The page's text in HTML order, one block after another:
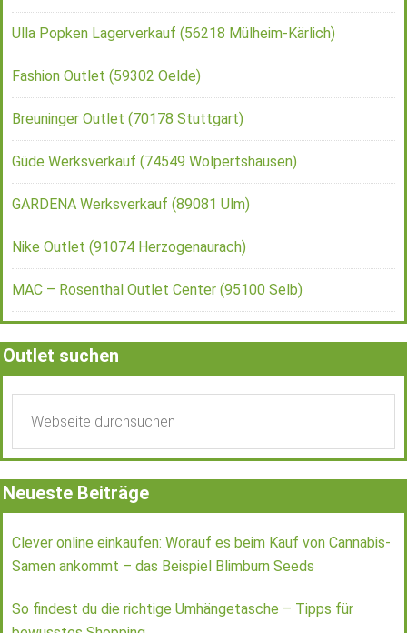
Ulla Popken Lagerverkauf (56218 Mülheim-Kärlich)
Fashion Outlet (59302 Oelde)
Breuninger Outlet (70178 Stuttgart)
Güde Werksverkauf (74549 Wolpertshausen)
GARDENA Werksverkauf (89081 Ulm)
Nike Outlet (91074 Herzogenaurach)
MAC – Rosenthal Outlet Center (95100 Selb)
Outlet suchen
Neueste Beiträge
Clever online einkaufen: Worauf es beim Kauf von Cannabis-
Samen ankommt – das Beispiel Blimburn Seeds
So findest du die richtige Umhängetasche – Tipps für